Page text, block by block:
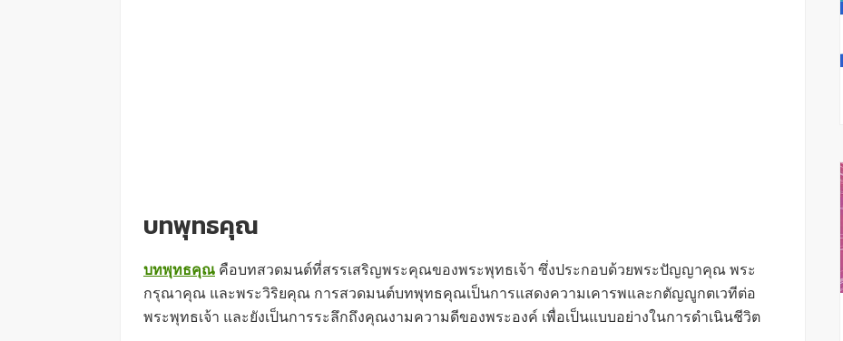
บทพุทธคุณ
บทพุทธคุณ คือบทสวดมนต์ที่สรรเสริญพระคุณของพระพุทธเจ้า ซึ่งประกอบด้วยพระปัญญาคุณ พระ
กรุณาคุณ และพระวิริยคุณ การสวดมนต์บทพุทธคุณเป็นการแสดงความเคารพและกตัญญูกตเวทีต่อ
พระพุทธเจ้า และยังเป็นการระลึกถึงคุณงามความดีของพระองค์ เพื่อเป็นแบบอย่างในการดำเนินชีวิต